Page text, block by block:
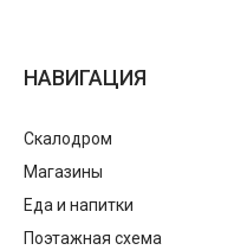
НАВИГАЦИЯ
Скалодром
Магазины
Еда и напитки
Поэтажная схема